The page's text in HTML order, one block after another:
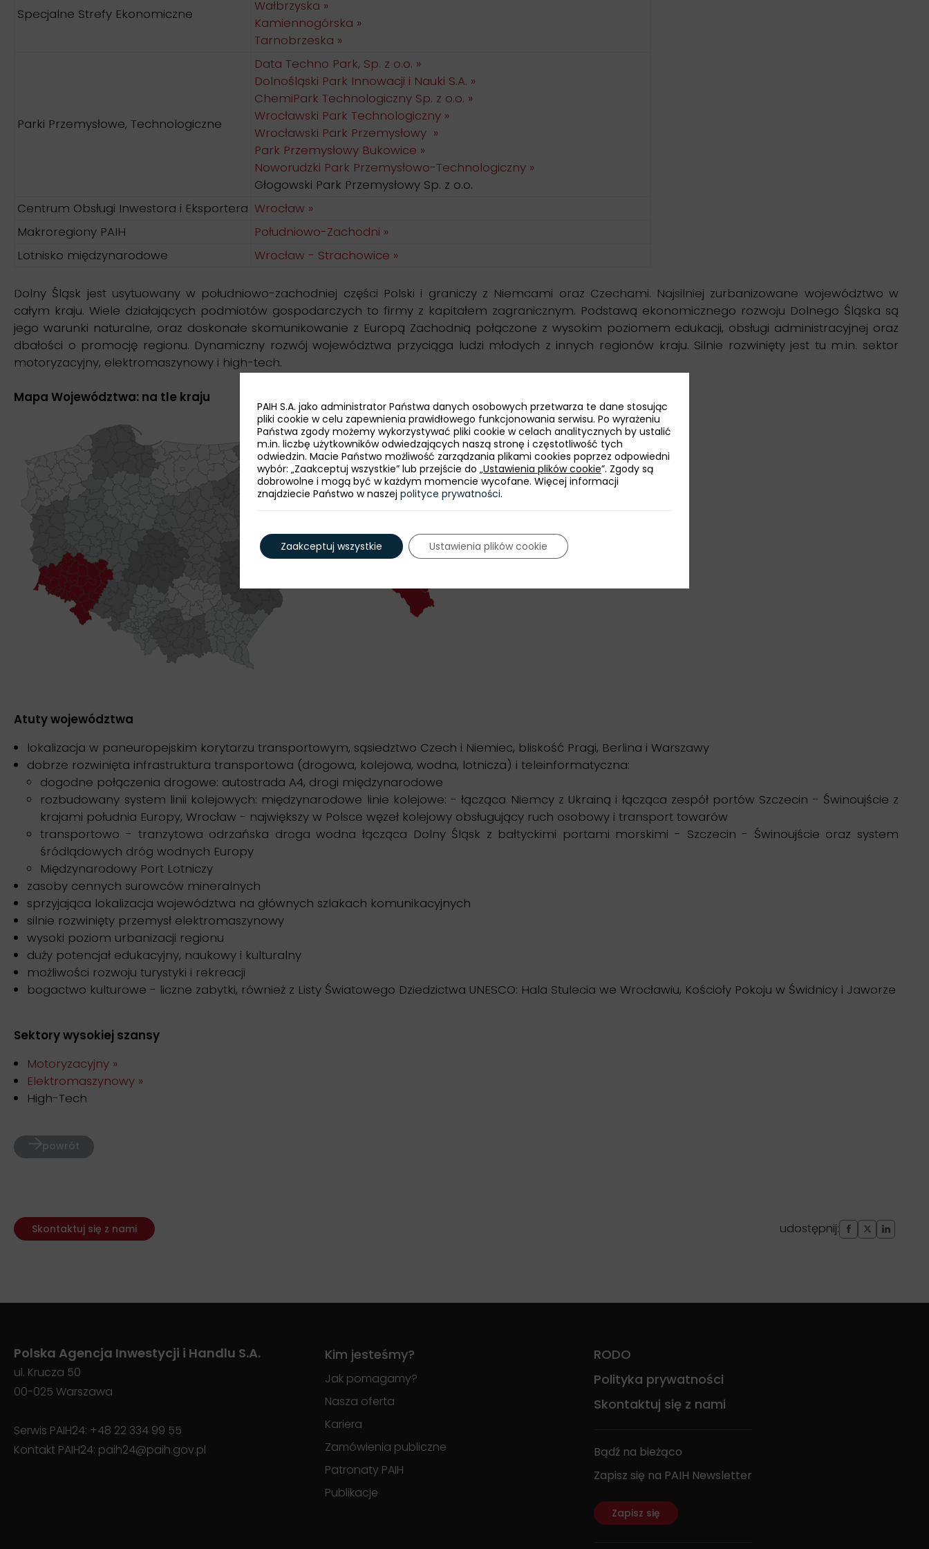
Specjalne Strefy Ekonomiczne
Wałbrzyska »
Kamiennogórska »
Tarnobrzeska »
Parki Przemysłowe, Technologiczne
Data Techno Park, Sp. z o.o. »
Dolnośląski Park Innowacji i Nauki S.A. »
ChemiPark Technologiczny Sp. z o.o. »
Wrocławski Park Technologiczny »
Wrocławski Park Przemysłowy »
Park Przemysłowy Bukowice »
Noworudzki Park Przemysłowo-Technologiczny »
Głogowski Park Przemysłowy Sp. z o.o.
Centrum Obsługi Inwestora i Eksportera Wrocław »
Makroregiony PAIH
Południowo-Zachodni »
Lotnisko międzynarodowe
Wrocław - Strachowice »
Dolny Śląsk jest usytuowany w południowo-zachodniej części Polski i graniczy z Niemcami oraz Czechami. Najsilniej zurbanizowane województwo w
całym kraju. Wiele działających podmiotów gospodarczych to firmy z kapitałem zagranicznym. Podstawą ekonomicznego rozwoju Dolnego Śląska są
jego warunki naturalne, oraz doskonałe skomunikowanie z Europą Zachodnią połączone z wysokim poziomem edukacji, obsługi administracyjnej oraz
dbałości o promocję regionu. Dynamiczny rozwój województwa przyciąga ludzi młodych z innych regionów kraju. Silnie rozwinięty jest tu m.in. sektor
motoryzacyjny, elektromaszynowy i high-tech.
Mapa Województwa: na tle kraju
Atuty województwa
lokalizacja w paneuropejskim korytarzu transportowym, sąsiedztwo Czech i Niemiec, bliskość Pragi, Berlina i Warszawy
dobrze rozwinięta infrastruktura transportowa (drogowa, kolejowa, wodna, lotnicza) i teleinformatyczna:
dogodne połączenia drogowe: autostrada A4, drogi międzynarodowe
rozbudowany system linii kolejowych: międzynarodowe linie kolejowe: - łącząca Niemcy z Ukrainą i łącząca zespół portów Szczecin - Świnoujście z
krajami południa Europy, Wrocław - największy w Polsce węzeł kolejowy obsługujący ruch osobowy i transport towarów
transportowo - tranzytowa odrzańska droga wodna łącząca Dolny Śląsk z bałtyckimi portami morskimi - Szczecin - Świnoujście oraz system
śródlądowych dróg wodnych Europy
Międzynarodowy Port Lotniczy
zasoby cennych surowców mineralnych
sprzyjająca lokalizacja województwa na głównych szlakach komunikacyjnych
silnie rozwinięty przemysł elektromaszynowy
wysoki poziom urbanizacji regionu
duży potencjał edukacyjny, naukowy i kulturalny
możliwości rozwoju turystyki i rekreacji
bogactwo kulturowe - liczne zabytki, również z Listy Światowego Dziedzictwa UNESCO: Hala Stulecia we Wrocławiu, Kościoły Pokoju w Świdnicy i Jaworze
Sektory wysokiej szansy
Motoryzacyjny »
Elektromaszynowy »
High-Tech
powrót
Skontaktuj się z nami udostępnij:
Polska Agencja Inwestycji i Handlu S.A.
ul. Krucza 50
00-025 Warszawa
Serwis PAIH24: +48 22 334 99 55
Kontakt PAIH24: paih24@paih.gov.pl
Kim jesteśmy?
Jak pomagamy?
Nasza oferta
Kariera
Zamówienia publiczne
Patronaty PAIH
Publikacje
RODO
Polityka prywatności
Skontaktuj się z nami
Bądź na bieżąco
Zapisz się na PAIH Newsletter
Zapisz się
PAIH S.A. jako administrator Państwa danych osobowych przetwarza te dane stosując
pliki cookie w celu zapewnienia prawidłowego funkcjonowania serwisu. Po wyrażeniu
Państwa zgody możemy wykorzystywać pliki cookie w celach analitycznych by ustalić
m.in. liczbę użytkowników odwiedzających naszą stronę i częstotliwość tych
odwiedzin. Macie Państwo możliwość zarządzania plikami cookies poprzez odpowiedni
wybór: „Zaakceptuj wszystkie” lub przejście do „Ustawienia plików cookie”. Zgody są
dobrowolne i mogą być w każdym momencie wycofane. Więcej informacji
znajdziecie Państwo w naszej polityce prywatności.
Zaakceptuj wszystkie Ustawienia plików cookie